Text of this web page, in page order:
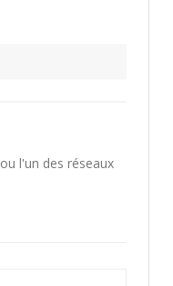
ou l'un desréseaux